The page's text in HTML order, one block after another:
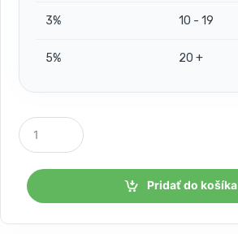
3% 10 - 19
5% 20 +
P
o
č
s
Pridať do košíka